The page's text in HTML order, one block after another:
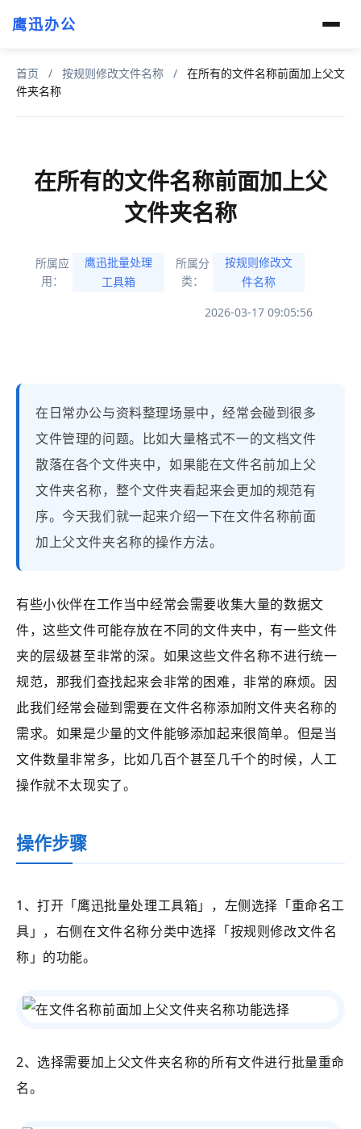
鹰迅办公
首页 / 按规则修改文件名称 /
在所有的文件名称前面加上父文
件夹名称
在所有的文件名称前面加上父
文件夹名称
所属应
用：
鹰迅批量处理
工具箱
所属分
类：
按规则修改文
件名称
2026-03-17 09:05:56
在日常办公与资料整理场景中，经常会碰到很多
文件管理的问题。比如大量格式不一的文档文件
散落在各个文件夹中，如果能在文件名前加上父
文件夹名称，整个文件夹看起来会更加的规范有
序。今天我们就一起来介绍一下在文件名称前面
加上父文件夹名称的操作方法。
有些小伙伴在工作当中经常会需要收集大量的数据文
件，这些文件可能存放在不同的文件夹中，有一些文件
夹的层级甚至非常的深。如果这些文件名称不进行统一
规范，那我们查找起来会非常的困难，非常的麻烦。因
此我们经常会碰到需要在文件名称添加附文件夹名称的
需求。如果是少量的文件能够添加起来很简单。但是当
文件数量非常多，比如几百个甚至几千个的时候，人工
操作就不太现实了。
操作步骤
1、打开 「鹰迅批量处理工具箱」 ，左侧选择 「重命名工
具」 ，右侧在文件名称分类中选择 「按规则修改文件名
称 」的功能。
2、选择需要加上父文件夹名称的所有文件进行批量重命
名。